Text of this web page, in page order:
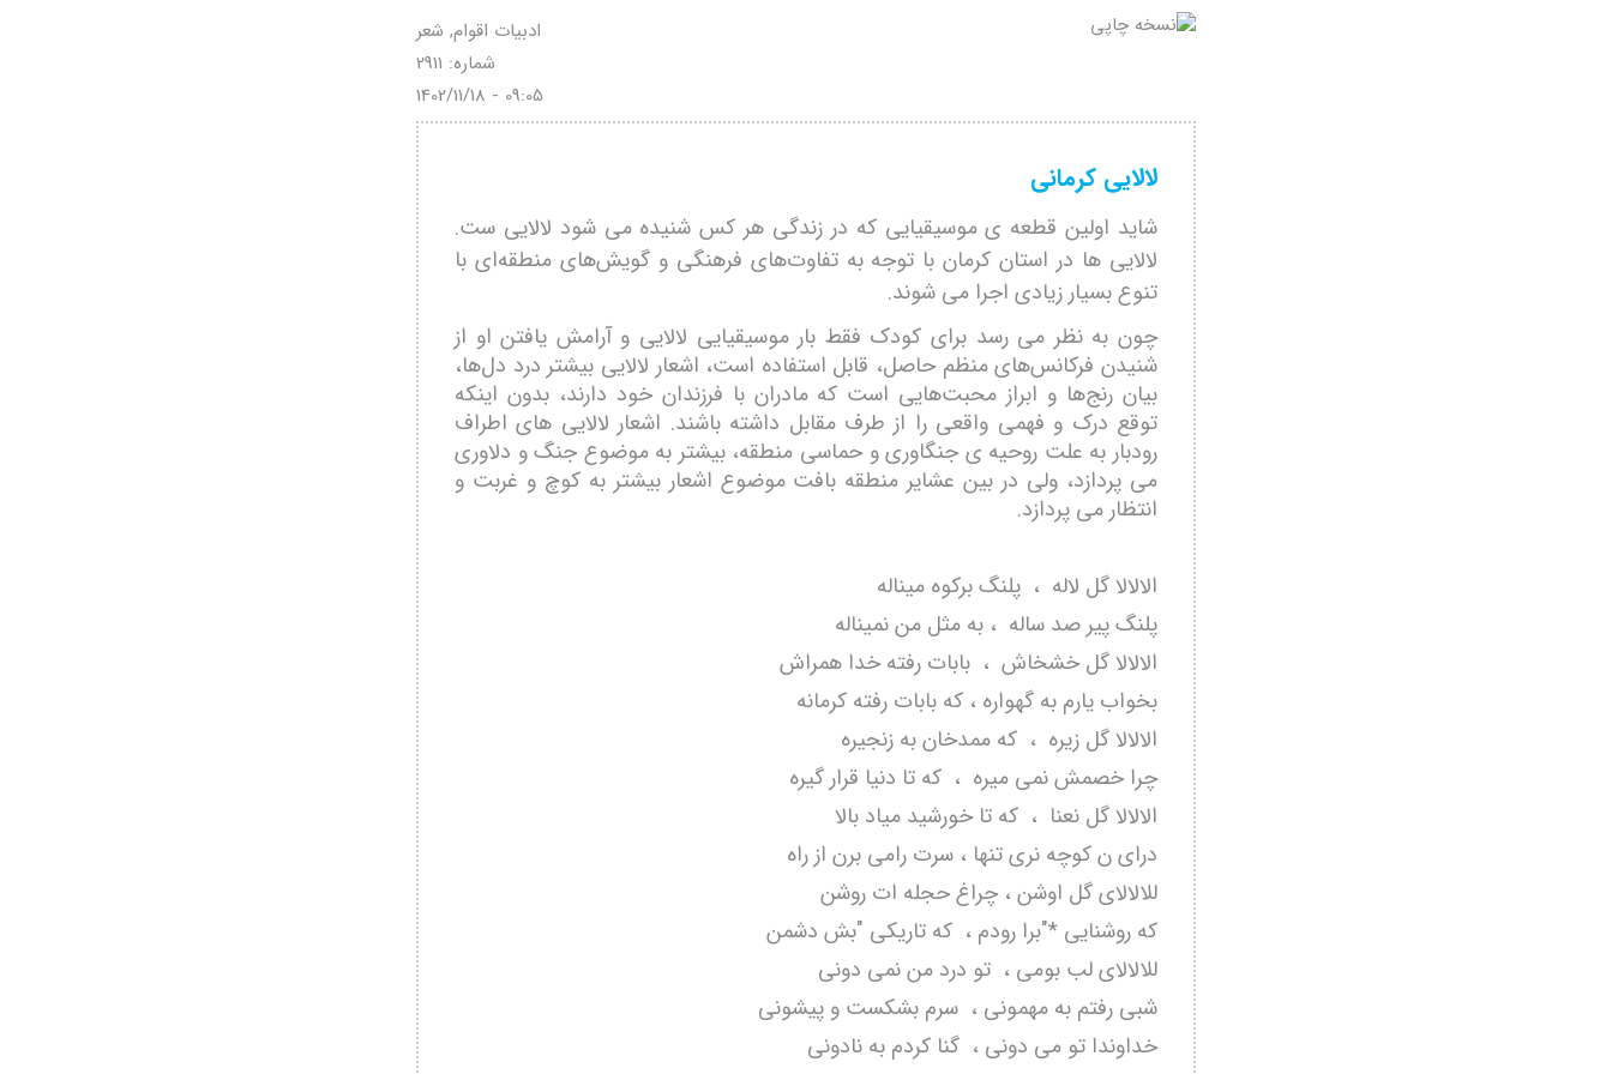
ادبیات اقوام, شعر
شماره: 2911
1402/11/18 - 09:05
لالایی کرمانی
شايد اولين قطعه یموسيقيایی كه در زندگی هر كس شنيده می شود لالایی ست.
لالایی ها در استان كرمان با توجه به تفاوت‌های فرهنگی و گويش‌های منطقه‌ای با
تنوع بسيار زيادی اجرا می شوند.
چون به نظر می رسد برای كودک فقط بار موسيقيایی لالایی و آرامش يافتن او از
شنيدن فركانس‌های منظم حاصل،‌ قابل استفاده است، اشعار لالایی بيشتر درد دل‌ها،
بيان رنج‌ها و ابراز محبت‌هايی است كه مادران با فرزندان خود دارند،‌ بدون اينكه
توقع درک و فهمی واقعی را از طرف مقابل داشته باشند. اشعار لالایی های اطراف
رودبار به علت روحيه ی جنگاوری و حماسی منطقه، بيشتر به موضوع جنگ و دلاوری
می پردازد، ولی در بين عشاير منطقه بافت موضوع اشعار بيشتر به كوچ و غربت و
انتظار می پردازد.
الالالا گل لاله ، پلنگ بركوه ميناله
پلنگ پير صد ساله ، به مثل من نميناله
الالالا گل خشخاش ، بابات رفته خدا همراش
بخواب يارم به گهواره ، كه بابات رفته كرمانه
الالالا گل زيره ، كه ممدخان به زنجيره
چرا خصمش نمی ميره ، كه تا دنيا قرار گيره
الالالا گل نعنا ، كه تا خورشيد مياد بالا
دراین كوچه نری تنها ، سرت رامی برن از راه
للالالایگل اوشن ، چراغحجله ات روشن
كه روشنايی *"برا رودم ، كه تاريكی "بش دشمن
للالالای لب بومی ، تو درد من نمی دونی
شبی رفتم به مهمونی ، سرم بشکست و پیشونی
خداوندا تو می دونی ، گنا كردم به نادونی